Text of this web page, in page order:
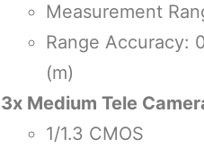
Measurement
Range Accuracy:
(m)
3x Medium Tele
1/1.3 CMOS